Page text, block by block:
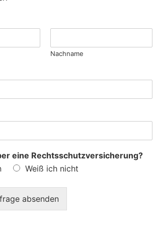
Nachname
eine Rechtsschutzversicherung?
Weiß ich nicht
absenden